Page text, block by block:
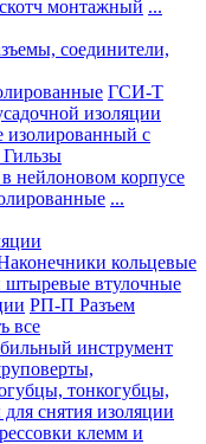
монтажный ...
соединители,
ГСИ-Т
изоляции
с
нейлоновом корпусе
...
кольцевые
втулочные
РП-П Разъем
все
инструмент
тонкогубцы,
снятия изоляции
клемм и